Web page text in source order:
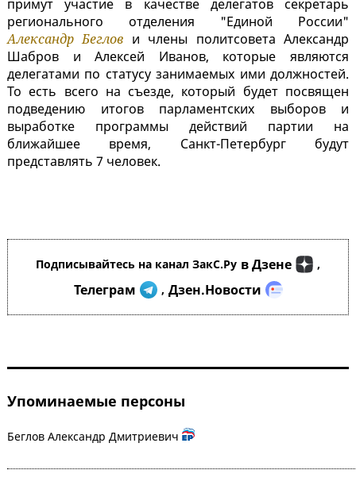
примут участие в качестве делегатов секретарь
регионального отделения "Единой России"
Александр Беглов и члены политсовета Александр
Шабров и Алексей Иванов, которые являются
делегатами по статусу занимаемых ими должностей.
То есть всего на съезде, который будет посвящен
подведению итогов парламентских выборов и
выработке программы действий партии на
ближайшее время, Санкт-Петербург будут
представлять 7 человек.
Подписывайтесь на канал ЗакС.Ру в Дзене ,
Телеграм , Дзен.Новости
Упоминаемые персоны
Беглов Александр Дмитриевич